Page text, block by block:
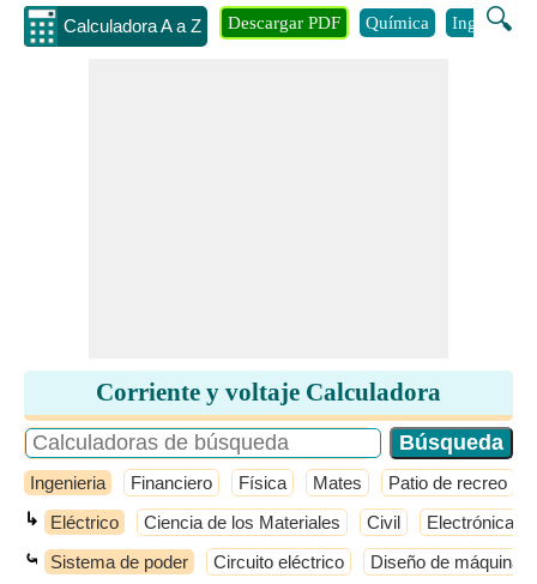
Calculadora A a Z 🔍
Descargar PDF Química Ingenieria
Corriente y voltaje Calculadora
Ingenieria Financiero Física Mates Patio de recreo
↳ Eléctrico Ciencia de los Materiales Civil Electrónica
⤿ Sistema de poder Circuito eléctrico Diseño de máquinas